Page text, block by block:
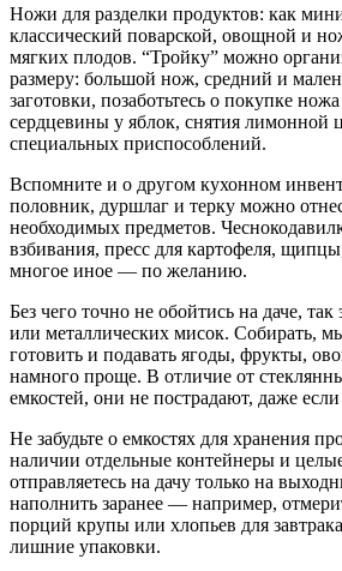
Ножи для разделки продуктов: как
классический поварской, овощной и
мягких плодов. “Тройку” можно
размеру: большой нож, средний и
заготовки, позаботьтесь о покупке
сердцевины у яблок, снятия лимонной
специальных приспособлений.
Вспомните и о другом кухонном
половник, дуршлаг и терку можно
необходимых предметов.
взбивания, пресс для картофеля,
многое иное — по желанию.
Без чего точно не обойтись на даче, так
или металлических мисок. Собирать,
готовить и подавать ягоды, фрукты,
намного проще. В отличие от
емкостей, они не пострадают, даже
Не забудьте о емкостях для хранения
наличии отдельные контейнеры и
отправляетесь на дачу только на
наполнить заранее — например,
порций крупы или хлопьев для
лишние упаковки.